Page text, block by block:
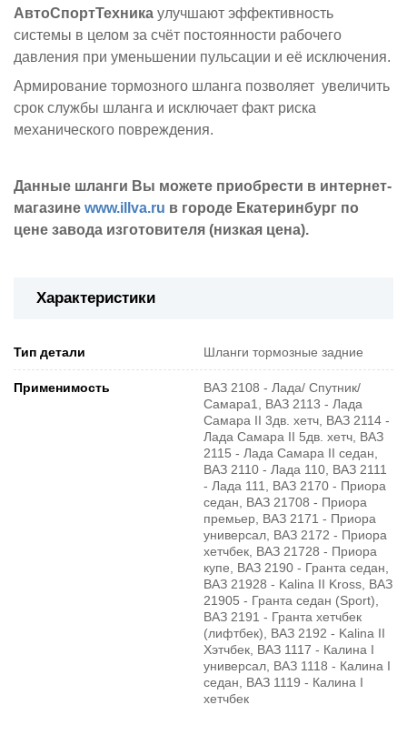
АвтоСпортТехника улучшают эффективность
системы в целом за счёт постоянности рабочего
давления при уменьшении пульсации и её исключения.
Армирование тормозного шланга позволяет увеличить
срок службы шланга и исключает факт риска
механического повреждения.
Данные шланги Вы можете приобрести в интернет-
магазине www.illva.ru в городе Екатеринбург по
цене завода изготовителя (низкая цена).
Характеристики
Тип детали Шланги тормозные задние
Применимость
ВАЗ 2108 - Лада/ Спутник/
Самара1, ВАЗ 2113 - Лада
Самара II 3дв. хетч, ВАЗ 2114 -
Лада Самара II 5дв. хетч, ВАЗ
2115 - Лада Самара II седан,
ВАЗ 2110 - Лада 110, ВАЗ 2111
- Лада 111, ВАЗ 2170 - Приора
седан, ВАЗ 21708 - Приора
премьер, ВАЗ 2171 - Приора
универсал, ВАЗ 2172 - Приора
хетчбек, ВАЗ 21728 - Приора
купе, ВАЗ 2190 - Гранта седан,
ВАЗ 21928 - Kalina II Kross, ВАЗ
21905 - Гранта седан (Sport),
ВАЗ 2191 - Гранта хетчбек
(лифтбек), ВАЗ 2192 - Kalina II
Хэтчбек, ВАЗ 1117 - Калина I
универсал, ВАЗ 1118 - Калина I
седан, ВАЗ 1119 - Калина I
хетчбек